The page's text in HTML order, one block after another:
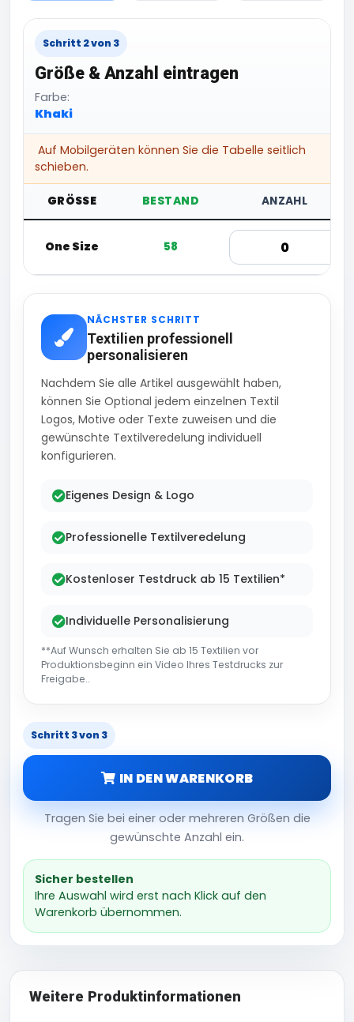
Schritt 2 von 3
Größe & Anzahl eintragen
Farbe:
Khaki
Auf Mobilgeräten können Sie die Tabelle seitlich
schieben.
GRÖSSE BESTAND ANZAHL
One Size 58
NÄCHSTER SCHRITT
Textilien professionell
personalisieren
Nachdem Sie alle Artikel ausgewählt haben,
können Sie Optional jedem einzelnen Textil
Logos, Motive oder Texte zuweisen und die
gewünschte Textilveredelung individuell
konfigurieren.
Eigenes Design & Logo
Professionelle Textilveredelung
Kostenloser Testdruck ab 15 Textilien*
Individuelle Personalisierung
**Auf Wunsch erhalten Sie ab 15 Textilien vor
Produktionsbeginn ein Video Ihres Testdrucks zur
Freigabe..
Schritt 3 von 3
IN DEN WARENKORB
Tragen Sie bei einer oder mehreren Größen die
gewünschte Anzahl ein.
Sicher bestellen
Ihre Auswahl wird erst nach Klick auf den
Warenkorb übernommen.
Weitere Produktinformationen